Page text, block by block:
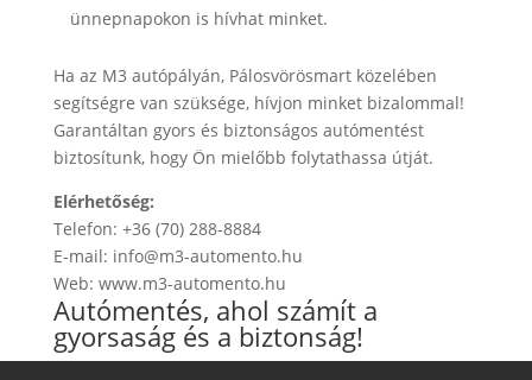
ünnepnapokon is hívhat minket.
Ha az M3 autópályán, Pálosvörösmart közelében
segítségre van szüksége, hívjon minket bizalommal!
Garantáltan gyors és biztonságos autómentést
biztosítunk, hogy Ön mielőbb folytathassa útját.
Elérhetőség:
Telefon: +36 (70) 288-8884
E-mail: info@m3-automento.hu
Web: www.m3-automento.hu
Autómentés, ahol számít a
gyorsaság és a biztonság!